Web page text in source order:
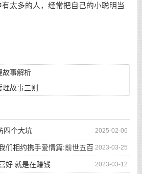
多的人，经常把自己的小聪明当
故事解析
故事三则
2025-02-06
四个大坑
2023-03-25
们相约携手爱情篇:前世五百
遇
2023-03-12
好 就是在赚钱